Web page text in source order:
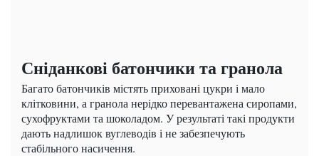
Сніданкові батончики та гранола
Багато батончиків містять приховані цукри і мало
клітковини, а гранола нерідко перевантажена сиропами,
сухофруктами та шоколадом. У результаті такі продукти
дають надлишок вуглеводів і не забезпечують
стабільного насичення.